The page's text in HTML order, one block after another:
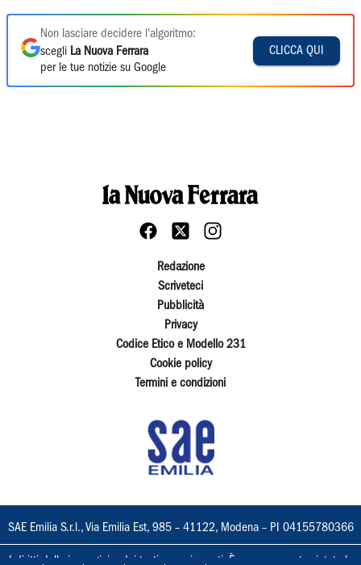
Non lasciare decidere l'algoritmo:
scegli La Nuova Ferrara
per le tue notizie su Google
CLICCA QUI
Redazione
Scriveteci
Pubblicità
Privacy
Codice Etico e Modello 231
Cookie policy
Termini e condizioni
SAE Emilia S.r.l., Via Emilia Est, 985 – 41122, Modena – PI 04155780366
I diritti delle immagini e dei testi sono riservati. È espressamente vietata la